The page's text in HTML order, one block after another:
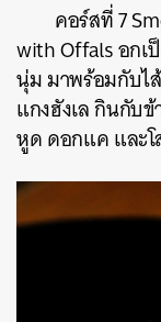
คอร์สที่ 7
with Offals อกเ
นุ่ม มาพร้อมกับไ
แกงฮังเล กินกับ
หูด ดอกแค และ